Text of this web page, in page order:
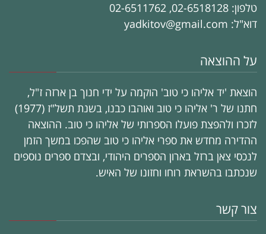
טלפון: 02-6518128, 02-6511762
דוא"ל: yadkitov@gmail.com
על ההוצאה
הוצאת 'יד אליהו כי טוב' הוקמה על ידי חנוך בן ארזה ז"ל,
חתנו של ר' אליהו כי טוב ואוהבו כבנו, בשנת תשל"ז (1977)
לזכרו ולהפצת פועלו הספרותי של אליהו כי טוב. ההוצאה
ההדירה מחדש את ספרי אליהו כי טוב שהפכו במשך הזמן
לנכסי צאן ברזל בארון הספרים היהודי, ובצדם ספרים נוספים
שנכתבו בהשראת רוחו וחזונו של האיש.
צור קשר